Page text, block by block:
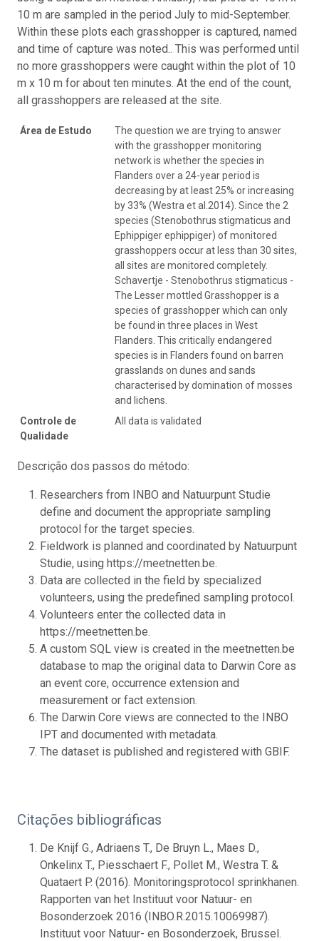
10 m are sampled in the period July to mid-September.
Within these plots each grasshopper is captured, named
and time of capture was noted.. This was performed until
no more grasshoppers were caught within the plot of 10
m x 10 m for about ten minutes. At the end of the count,
all grasshoppers are released at the site.
Área de Estudo
The question we are trying to answer
with the grasshopper monitoring
network is whether the species in
Flanders over a 24-year period is
decreasing by at least 25% or increasing
by 33% (Westra et al.2014). Since the 2
species (Stenobothrus stigmaticus and
Ephippiger ephippiger) of monitored
grasshoppers occur at less than 30 sites,
all sites are monitored completely.
Schavertje - Stenobothrus stigmaticus -
The Lesser mottled Grasshopper is a
species of grasshopper which can only
be found in three places in West
Flanders. This critically endangered
species is in Flanders found on barren
grasslands on dunes and sands
characterised by domination of mosses
and lichens.
Controle de
Qualidade
All data is validated
Descrição dos passos do método:
Researchers from INBO and Natuurpunt Studie
define and document the appropriate sampling
protocol for the target species.
Fieldwork is planned and coordinated by Natuurpunt
Studie, using https://meetnetten.be.
Data are collected in the field by specialized
volunteers, using the predefined sampling protocol.
Volunteers enter the collected data in
https://meetnetten.be.
A custom SQL view is created in the meetnetten.be
database to map the original data to Darwin Core as
an event core, occurrence extension and
measurement or fact extension.
The Darwin Core views are connected to the INBO
IPT and documented with metadata.
The dataset is published and registered with GBIF.
Citações bibliográficas
De Knijf G., Adriaens T., De Bruyn L., Maes D.,
Onkelinx T., Piesschaert F., Pollet M., Westra T. &
Quataert P. (2016). Monitoringsprotocol sprinkhanen.
Rapporten van het Instituut voor Natuur- en
Bosonderzoek 2016 (INBO.R.2015.10069987).
Instituut voor Natuur- en Bosonderzoek, Brussel.